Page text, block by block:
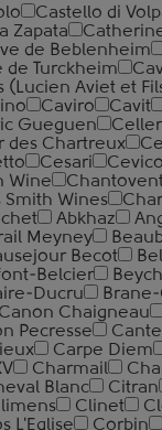
Castello di
Zapata
de Beblenheim
de Turckheim
(Lucien Aviet et
Caviro Cavit
Gueguen
des Chartreux
Cesari Cevico
Wine
Smith Wines
Abkhaz
Meyney
Becot
Belcier
Ducru
Canon Chaigneau
Pecresse
Carpe Diem
Charmail
Blanc Citran
Clinet
L'Eglise Corbin